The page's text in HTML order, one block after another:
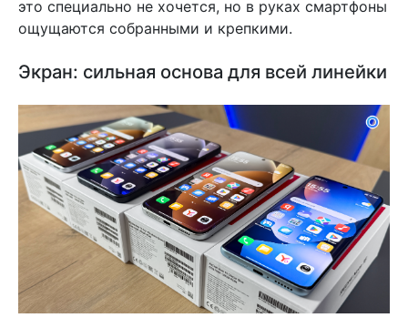
это специально не хочется, но в руках смартфоны
ощущаются собранными и крепкими.
Экран: сильная основа для всей линейки